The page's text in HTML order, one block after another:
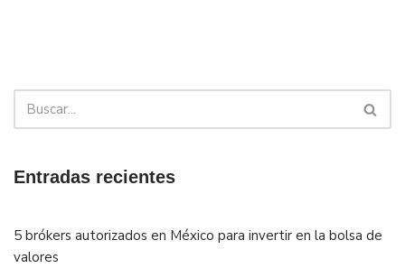
Entradas recientes
5 brókers autorizados en México para invertir en la bolsa de
valores